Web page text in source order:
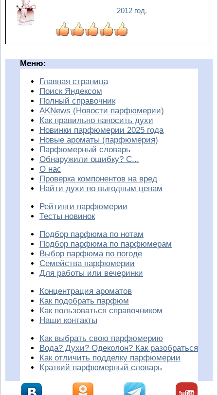
2012 год.
Меню:
Главная страница
Поиск Яндексом
Полный справочник
AKNews (Новости парфюмерии)
Как правильно наносить духи
Новинки парфюмерии 2025 года
Новые ароматы (парфюмерия)
Парфюмерный словарь
Обнаружили ошибку? С...
О нас
Проверка компонентов на вред
Найти духи по выгодным ценам
Рейтинги парфюмерии
Тесты новинок
Подбор парфюма по нотам
Подбор парфюма по парфюмерам
Выбор парфюма по погоде
Семейства парфюмерии
Для работы или вечеринки
Концентрация ароматов
Как подобрать парфюм
Как пользоваться справочником
Наши контакты
Как выбрать свою парфюмерию
Вода? Духи? Одеколон? Как разобраться
Как отличить подделку парфюмерии
Краткий парфюмерный словарь